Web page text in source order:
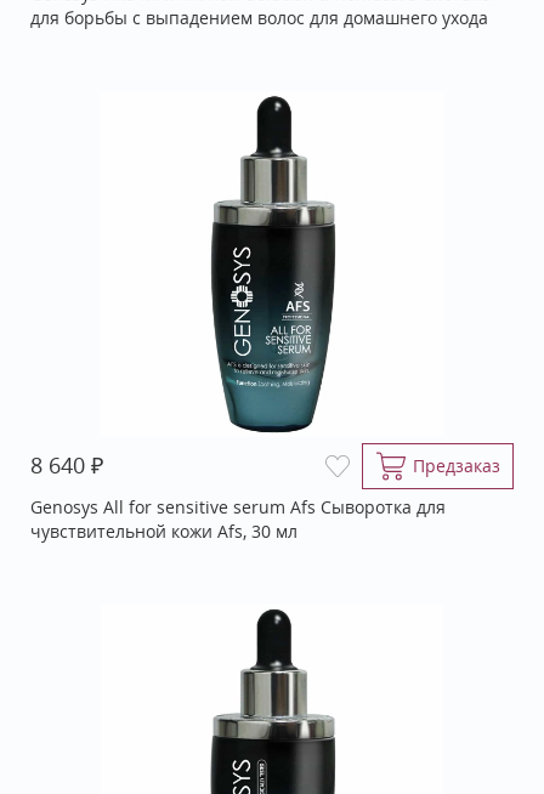
для борьбы с выпадением волос для домашнего ухода
8 640 ₽
Предзаказ
Genosys All for sensitive serum Afs Сыворотка для
чувствительной кожи Afs, 30 мл